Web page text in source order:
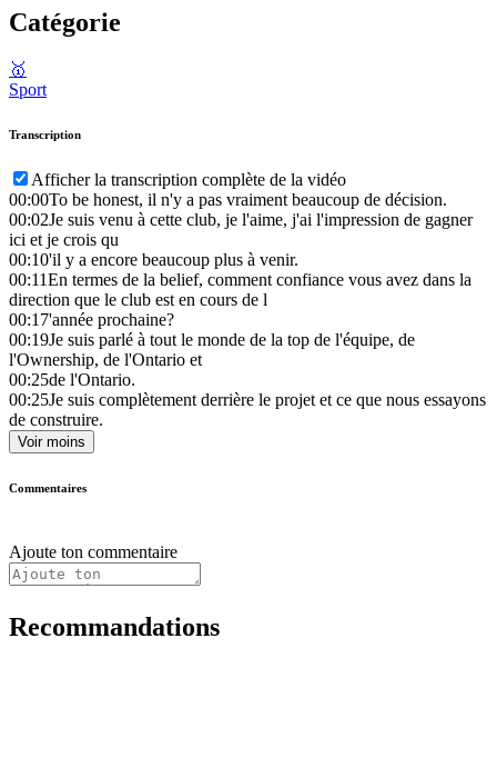
Catégorie
🥇
Sport
Transcription
Afficher la transcription complète de la vidéo
00:00To be honest, il n'y a pas vraiment beaucoup de décision.
00:02Je suis venu à cette club, je l'aime, j'ai l'impression de gagner
ici et je crois qu
00:10'il y a encore beaucoup plus à venir.
00:11En termes de la belief, comment confiance vous avez dans la
direction que le club est en cours de l
00:17'année prochaine?
00:19Je suis parlé à tout le monde de la top de l'équipe, de
l'Ownership, de l'Ontario et
00:25de l'Ontario.
00:25Je suis complètement derrière le projet et ce que nous essayons
de construire.
Voir moins
Commentaires
Ajoute ton commentaire
Recommandations